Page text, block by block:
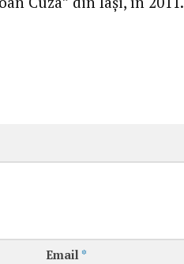
Email *